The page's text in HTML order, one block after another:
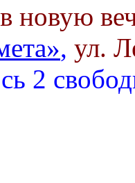
новую
, ул.
2